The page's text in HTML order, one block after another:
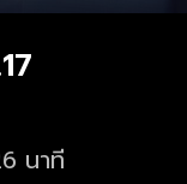
นาที